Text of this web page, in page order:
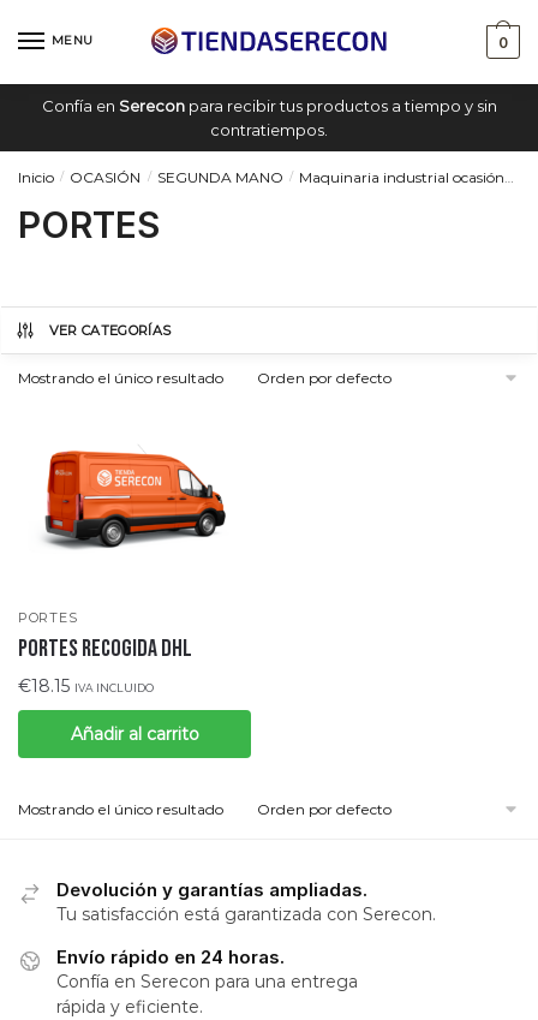
MENU 0
Confía en Sereconpara recibir tus productos a tiempo y sin
contratiempos.
Inicio / OCASIÓN / SEGUNDA MANO / Maquinaria industrial ocasión
PORTES
VER CATEGORÍAS
Mostrando el único resultado
PORTES
PORTES RECOGIDA DHL
€18.15 IVA INCLUIDO
Añadir al carrito
Mostrando el único resultado
Devolución y garantías ampliadas.
Tu satisfacción está garantizada con Serecon.
Envío rápido en 24 horas.
Confía en Serecon para una entrega
rápida y eficiente.